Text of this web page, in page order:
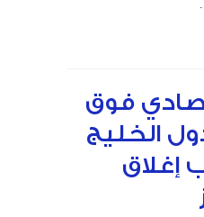
فوق
الخليج
إغلاق